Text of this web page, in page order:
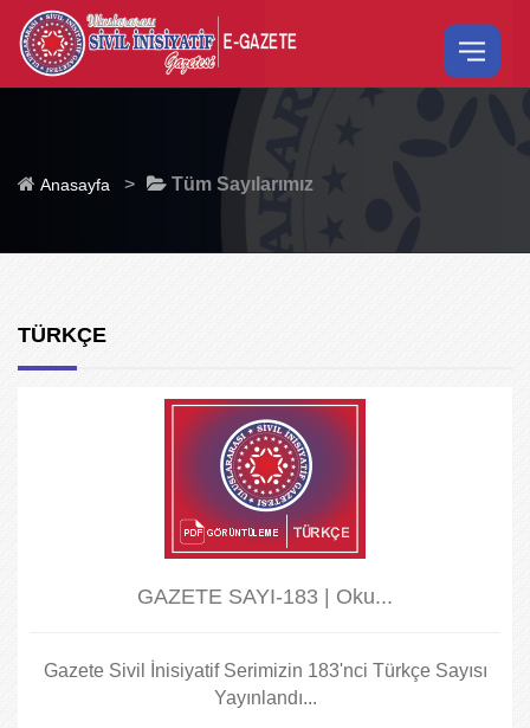
Anasayfa > Tüm Sayılarımız
TÜRKÇE
GAZETE SAYI-183 | Oku...
Gazete Sivil İnisiyatif Serimizin 183'nci Türkçe Sayısı
Yayınlandı...